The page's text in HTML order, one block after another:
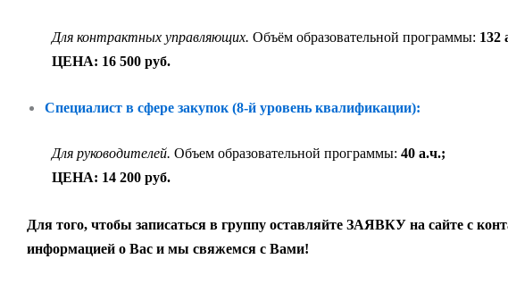
Для контрактных управляющих. Объём образовательной программы: 132
ЦЕНА: 16 500 руб.
Специалист в сфере закупок (8-й уровень квалификации):
Для руководителей. Объем образовательной программы: 40 а.ч.;
ЦЕНА: 14 200 руб.
Для того, чтобы записаться в группу оставляйте ЗАЯВКУ на сайте с
информацией о Вас и мы свяжемся с Вами!